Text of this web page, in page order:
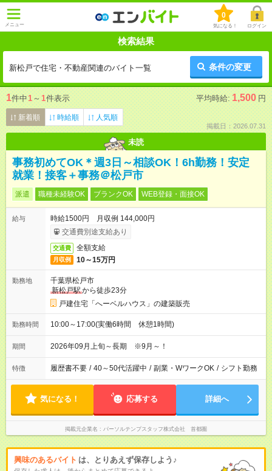
メニュー
0
気になる！ ログイン
検索結果
新松戸で住宅・不動産関連のバイト一覧 条件の変更
1件中1 ～ 1件表示 平均時給: 1,500 円
新着順 時給順 人気順
掲載日：2026.07.31
未読
事務初めてOK＊週3日～相談OK！6h勤務！安定
就業！接客＋事務＠松戸市
派遣 職種未経験OK ブランクOK WEB登録・面接OK
給与
時給1500円 月収例 144,000円
交通費別途支給あり
交通費 全額支給
月収例 10～15万円
勤務地
千葉県松戸市
新松戸駅から徒歩23分
戸建住宅「へーベルハウス」の建築販売
勤務時間 10:00～17:00(実働6時間 休憩1時間)
期間 2026年09月上旬～長期 ※9月～！
特徴 履歴書不要 / 40～50代活躍中 / 副業・WワークOK / シフト勤務
気になる！ 応募する 詳細へ
掲載元企業名 パーソルテンプスタッフ株式会社 首都圏
興味のあるバイト は、とりあえず保存しよう♪